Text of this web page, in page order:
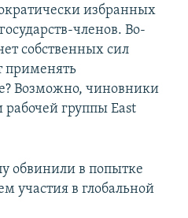
избранных
членов. Во-
собственных сил
применять
Возможно, чиновники
группы East
обвинили в попытке
участия в глобальной